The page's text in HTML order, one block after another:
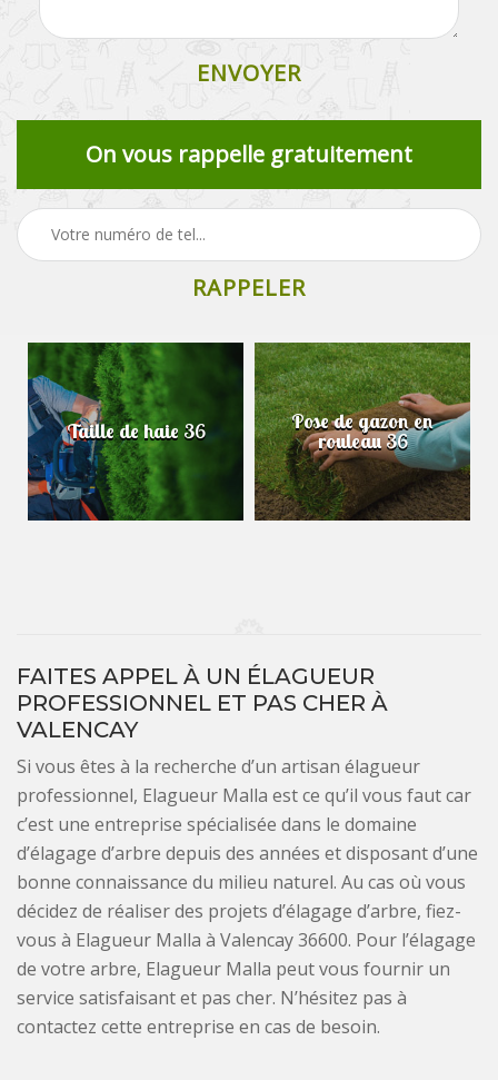
On vous rappelle gratuitement
Taille de haie 36 Pose de gazon en
rouleau 36
FAITES APPEL À UN ÉLAGUEUR
PROFESSIONNEL ET PAS CHER À
VALENCAY
Si vous êtes à la recherche d’un artisan élagueur
professionnel, Elagueur Malla est ce qu’il vous faut car
c’est une entreprise spécialisée dans le domaine
d’élagage d’arbre depuis des années et disposant d’une
bonne connaissance du milieu naturel. Au cas où vous
décidez de réaliser des projets d’élagage d’arbre, fiez-
vous à Elagueur Malla à Valencay 36600. Pour l’élagage
de votre arbre, Elagueur Malla peut vous fournir un
service satisfaisant et pas cher. N’hésitez pas à
contactez cette entreprise en cas de besoin.